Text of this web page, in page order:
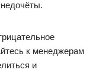
к менеджерам
и